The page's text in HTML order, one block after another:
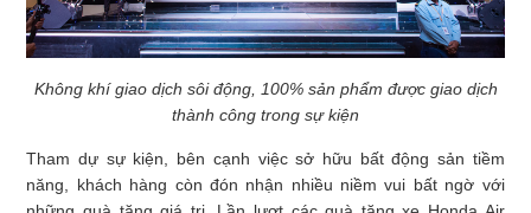
Không khí giao dịch sôi động, 100% sản phẩm được giao dịch
thành công trong sự kiện
Tham dự sự kiện, bên cạnh việc sở hữu bất động sản tiềm
năng, khách hàng còn đón nhận nhiều niềm vui bất ngờ với